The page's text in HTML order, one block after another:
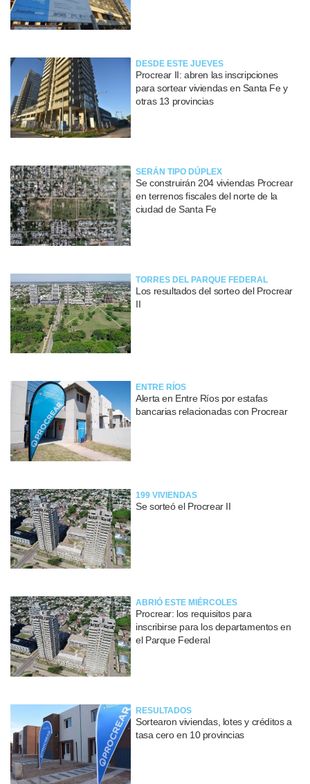
DESDE ESTE JUEVES
Procrear II: abren las inscripciones
para sortear viviendas en Santa Fe y
otras 13 provincias
SERÁN TIPO DÚPLEX
Se construirán 204 viviendas Procrear
en terrenos fiscales del norte de la
ciudad de Santa Fe
TORRES DEL PARQUE FEDERAL
Los resultados del sorteo del Procrear
II
ENTRE RÍOS
Alerta en Entre Ríos por estafas
bancarias relacionadas con Procrear
199 VIVIENDAS
Se sorteó el Procrear II
ABRIÓ ESTE MIÉRCOLES
Procrear: los requisitos para
inscribirse para los departamentos en
el Parque Federal
RESULTADOS
Sortearon viviendas, lotes y créditos a
tasa cero en 10 provincias